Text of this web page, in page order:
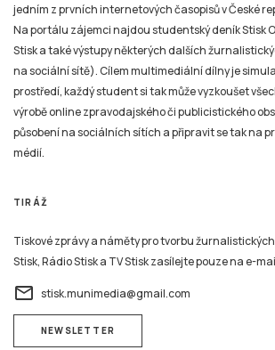
jedním z prvních internetových časopisů v České
Na portálu zájemci najdou studentský deník Stisk
Stisk a také výstupy některých dalších
na sociální sítě). Cílem multimediální dílny je
prostředí, každý student si tak může vyzkoušet
výrobě online zpravodajského či publicistického
působení na sociálních sítích a připravit se tak na
médií.
TIRÁŽ
Tiskové zprávy a náměty pro tvorbu
Stisk, Rádio Stisk a TV Stisk zasílejte pouze na e-
email stisk.munimedia@gmail.com
NEWSLETTER